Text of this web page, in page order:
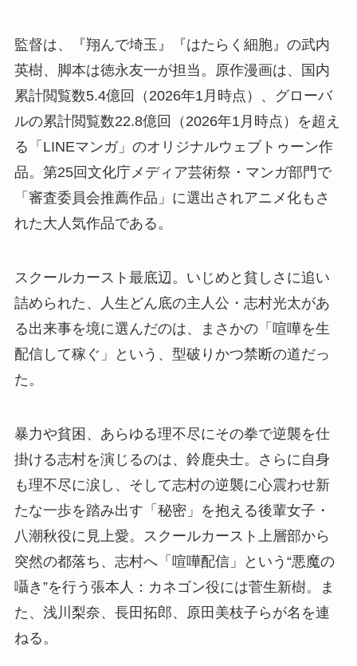
監督は、『翔んで埼玉』『はたらく細胞』の武内
英樹、脚本は徳永友一が担当。原作漫画は、国内
累計閲覧数5.4億回（2026年1月時点）、グローバ
ルの累計閲覧数22.8億回（2026年1月時点）を超え
る「LINEマンガ」のオリジナルウェブトゥーン作
品。第25回⽂化庁メディア芸術祭・マンガ部門で
「審査委員会推薦作品」に選出されアニメ化もさ
れた大人気作品である。
スクールカースト最底辺。いじめと貧しさに追い
詰められた、人生どん底の主人公・志村光太があ
る出来事を境に選んだのは、まさかの「喧嘩を生
配信して稼ぐ」という、型破りかつ禁断の道だっ
た。
暴力や貧困、あらゆる理不尽にその拳で逆襲を仕
掛ける志村を演じるのは、鈴鹿央士。さらに自身
も理不尽に涙し、そして志村の逆襲に心震わせ新
たな一歩を踏み出す「秘密」を抱える後輩女子・
八潮秋役に見上愛。スクールカースト上層部から
突然の都落ち、志村へ「喧嘩配信」という“悪魔の
囁き”を行う張本人：カネゴン役には菅生新樹。ま
た、浅川梨奈、長田拓郎、原田美枝子らが名を連
ねる。